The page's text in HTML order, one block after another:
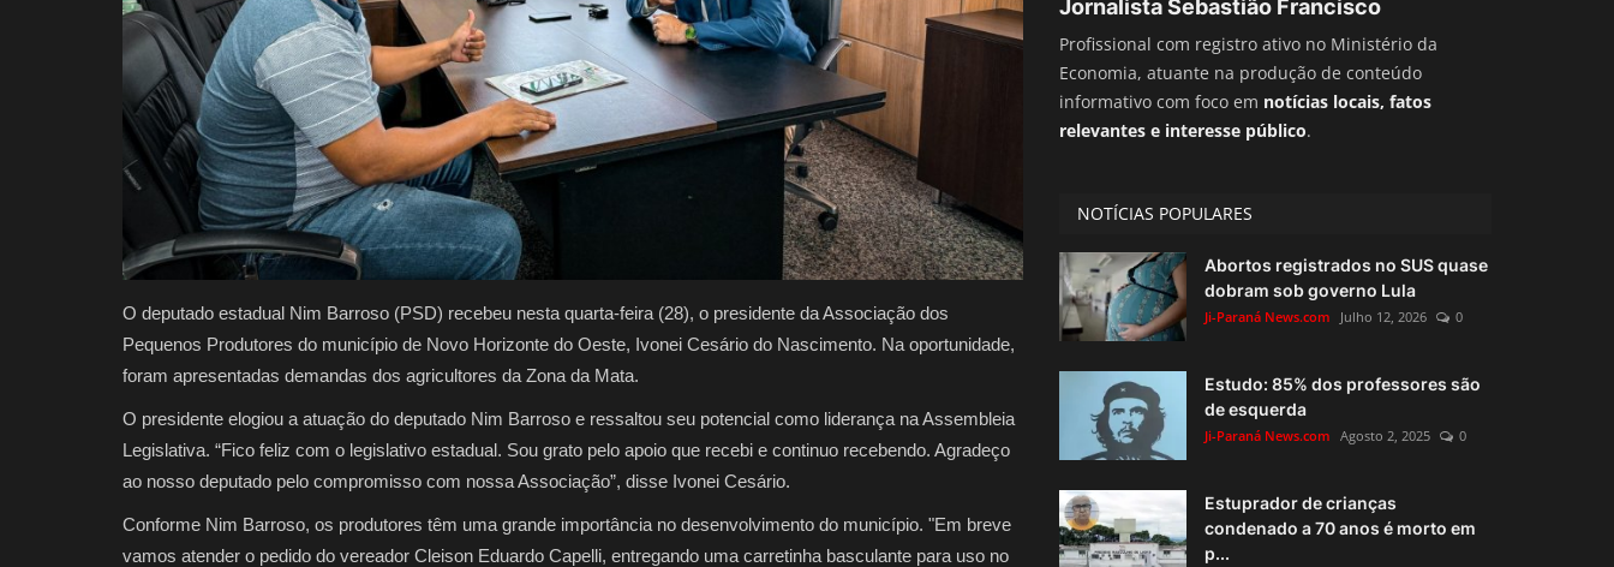
O deputado estadual Nim Barroso (PSD) recebeu nesta quarta-feira (28), o presidente da Associação dos
Pequenos Produtores do município de Novo Horizonte do Oeste, Ivonei Cesário do Nascimento. Na oportunidade,
foram apresentadas demandas dos agricultores da Zona da Mata.
O presidente elogiou a atuação do deputado Nim Barroso e ressaltou seu potencial como liderança na Assembleia
Legislativa. “Fico feliz com o legislativo estadual. Sou grato pelo apoio que recebi e continuo recebendo. Agradeço
ao nosso deputado pelo compromisso com nossa Associação”, disse Ivonei Cesário.
Conforme Nim Barroso, os produtores têm uma grande importância no desenvolvimento do município. "Em breve
vamos atender o pedido do vereador Cleison Eduardo Capelli, entregando uma carretinha basculante para uso no
Jornalista Sebastião Francisco
Profissional com registro ativo no Ministério da
Economia, atuante na produção de conteúdo
informativo com foco em notícias locais, fatos
relevantes e interesse público.
NOTÍCIAS POPULARES
Abortos registrados no SUS quase
dobram sob governo Lula
Ji-Paraná News.com Julho 12, 2026 0
Estudo: 85% dos professores são
de esquerda
Ji-Paraná News.com Agosto 2, 2025 0
Estuprador de crianças
condenado a 70 anos é morto em
p...